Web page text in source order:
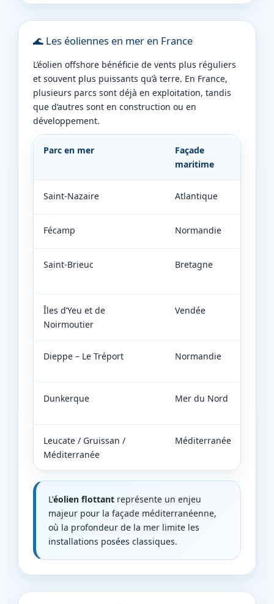
🌊 Les éoliennes en mer en France
L’éolien offshore bénéficie de vents plus réguliers
et souvent plus puissants qu’à terre. En France,
plusieurs parcs sont déjà en exploitation, tandis
que d’autres sont en construction ou en
développement.
Parc en mer
Façade
maritime
Saint-Nazaire Atlantique
Fécamp Normandie
Saint-Brieuc Bretagne
Îles d’Yeu et de
Noirmoutier
Vendée
Dieppe – Le Tréport Normandie
Dunkerque Mer du Nord
Leucate / Gruissan /
Méditerranée
Méditerranée
L’éolien flottantreprésente un enjeu
majeur pour la façade méditerranéenne,
où la profondeur de la mer limite les
installations posées classiques.